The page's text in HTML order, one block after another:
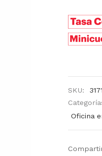
SKU:
Oficina